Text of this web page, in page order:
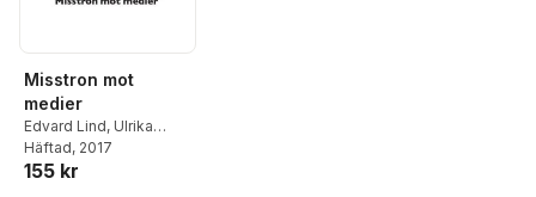
Misstron mot
medier
Edvard Lind, Ulrika
Andersson,Andreas
Ericson,
Häftad, 2017
155 kr